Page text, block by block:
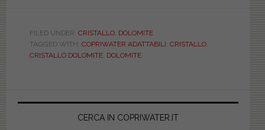
ADATTABILE.
VASCWATE0000CRIS
FILED UNDER: CRISTALLO, DOLOMITE
TAGGED WITH: COPRIWATER ADATTABILI, CRISTALLO,
CRISTALLO DOLOMITE, DOLOMITE
Primary
CERCA IN COPRIWATER.IT